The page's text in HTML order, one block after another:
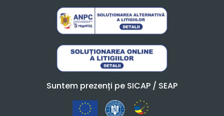
Suntem prezenți pe SICAP / SEAP